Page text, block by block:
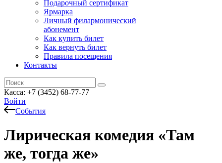
Подарочный сертификат
Ярмарка
Личный филармонический
абонемент
Как купить билет
Как вернуть билет
Правила посещения
Контакты
Касса: +7 (3452) 68-77-77
Войти
События
Лирическая комедия «Там
же, тогда же»